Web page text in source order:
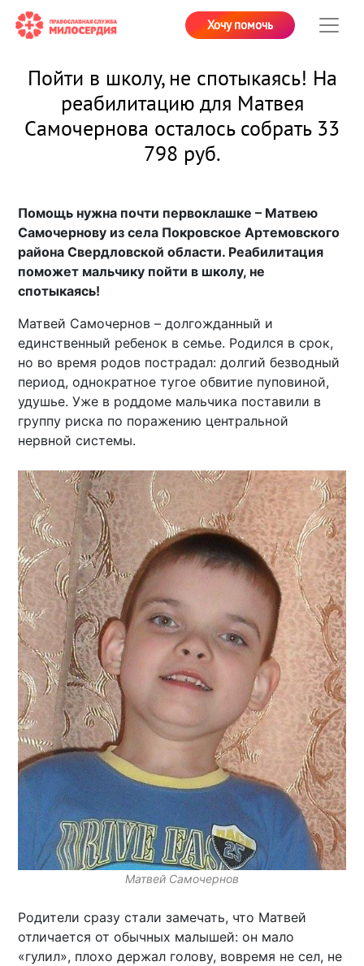
Хочу помочь
Пойти в школу, не спотыкаясь! На
реабилитацию для Матвея
Самочернова осталось собрать 33
798 руб.
Помощь нужна почти первоклашке – Матвею
Самочернову из села Покровское Артемовского
района Свердловской области. Реабилитация
поможет мальчику пойти в школу, не
спотыкаясь!
Матвей Самочернов – долгожданный и
единственный ребенок в семье. Родился в срок,
но во время родов пострадал: долгий безводный
период, однократное тугое обвитие пуповиной,
удушье. Уже в роддоме мальчика поставили в
группу риска по поражению центральной
нервной системы.
Матвей Самочернов
Родители сразу стали замечать, что Матвей
отличается от обычных малышей: он мало
«гулил», плохо держал голову, вовремя не сел, не